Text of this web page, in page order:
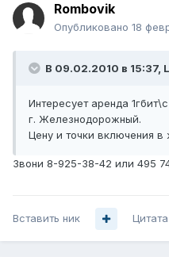
Rombovik
Опубликовано 18
В 09.02.2010 в 15:37,
Интересует аренда
г. Железнодорожный.
Цену и точки включения
Звони 8-925-38-42 или 495
Вставить ник Цитата